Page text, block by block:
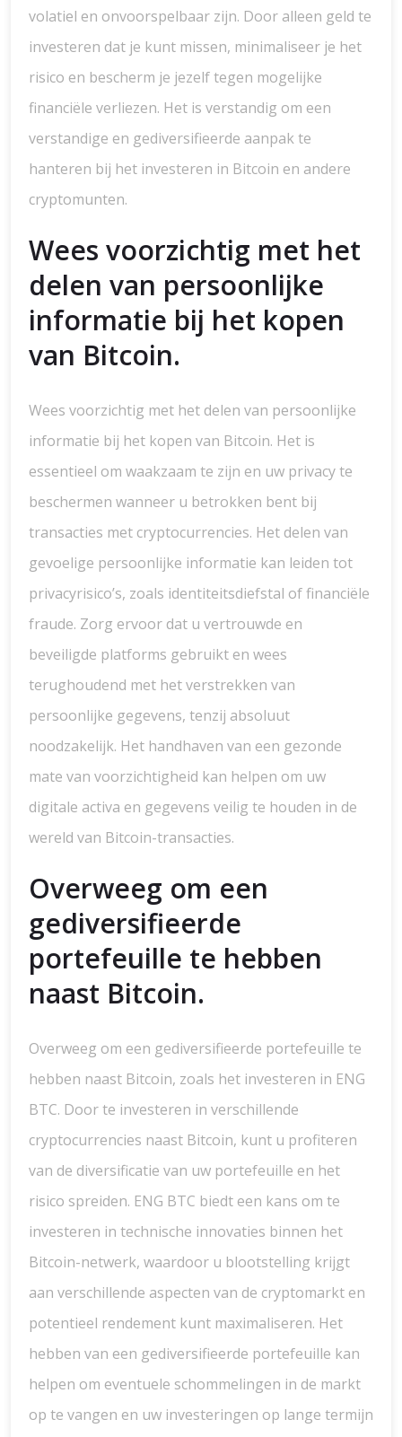
volatiel en onvoorspelbaar zijn. Door alleen geld te
investeren dat je kunt missen, minimaliseer je het
risico en bescherm je jezelf tegen mogelijke
financiële verliezen. Het is verstandig om een
verstandige en gediversifieerde aanpak te
hanteren bij het investeren in Bitcoin en andere
cryptomunten.
Wees voorzichtig met het
delen van persoonlijke
informatie bij het kopen
van Bitcoin.
Wees voorzichtig met het delen van persoonlijke
informatie bij het kopen van Bitcoin. Het is
essentieel om waakzaam te zijn en uw privacy te
beschermen wanneer u betrokken bent bij
transacties met cryptocurrencies. Het delen van
gevoelige persoonlijke informatie kan leiden tot
privacyrisico’s, zoals identiteitsdiefstal of financiële
fraude. Zorg ervoor dat u vertrouwde en
beveiligde platforms gebruikt en wees
terughoudend met het verstrekken van
persoonlijke gegevens, tenzij absoluut
noodzakelijk. Het handhaven van een gezonde
mate van voorzichtigheid kan helpen om uw
digitale activa en gegevens veilig te houden in de
wereld van Bitcoin-transacties.
Overweeg om een ​​
gediversifieerde
portefeuille te hebben
naast Bitcoin.
Overweeg om een gediversifieerde portefeuille te
hebben naast Bitcoin, zoals het investeren in ENG
BTC. Door te investeren in verschillende
cryptocurrencies naast Bitcoin, kunt u profiteren
van de diversificatie van uw portefeuille en het
risico spreiden. ENG BTC biedt een kans om te
investeren in technische innovaties binnen het
Bitcoin-netwerk, waardoor u blootstelling krijgt
aan verschillende aspecten van de cryptomarkt en
potentieel rendement kunt maximaliseren. Het
hebben van een gediversifieerde portefeuille kan
helpen om eventuele schommelingen in de markt
op te vangen en uw investeringen op lange termijn